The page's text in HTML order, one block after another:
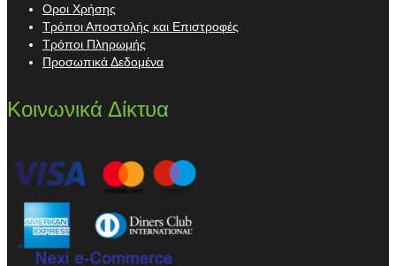
Οροι Χρήσης
Τρόποι Αποστολής και Επιστροφές
Τρόποι Πληρωμής
Προσωπικά Δεδομένα
Κοινωνικά Δίκτυα